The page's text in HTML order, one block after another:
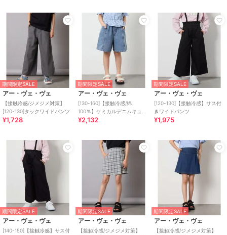
期間限定SALE
アー・ヴェ・ヴェ
【接触冷感/ジメジメ対策】
[120-130]タックワイドパンツ
¥1,728
期間限定SALE
アー・ヴェ・ヴェ
[130-160]【接触冷感/綿
100％】ケミカルデニムキュロ
ット
¥2,132
期間限定SALE
アー・ヴェ・ヴェ
[120-130]【接触冷感】サス付
きワイドパンツ
¥1,975
期間限定SALE
アー・ヴェ・ヴェ
[140-150]【接触冷感】サス付
期間限定SALE
アー・ヴェ・ヴェ
【接触冷感/ジメジメ対策】
期間限定SALE
アー・ヴェ・ヴェ
【接触冷感/ジメジメ対策】